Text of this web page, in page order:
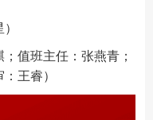
值班主任：张燕青；
王睿）